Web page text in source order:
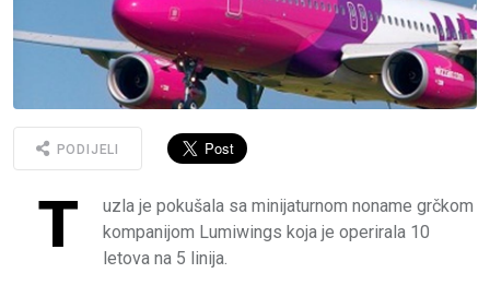
PODIJELI
T
uzla je pokušala sa minijaturnom noname grčkom
kompanijom Lumiwings koja je operirala 10
letova na 5 linija.